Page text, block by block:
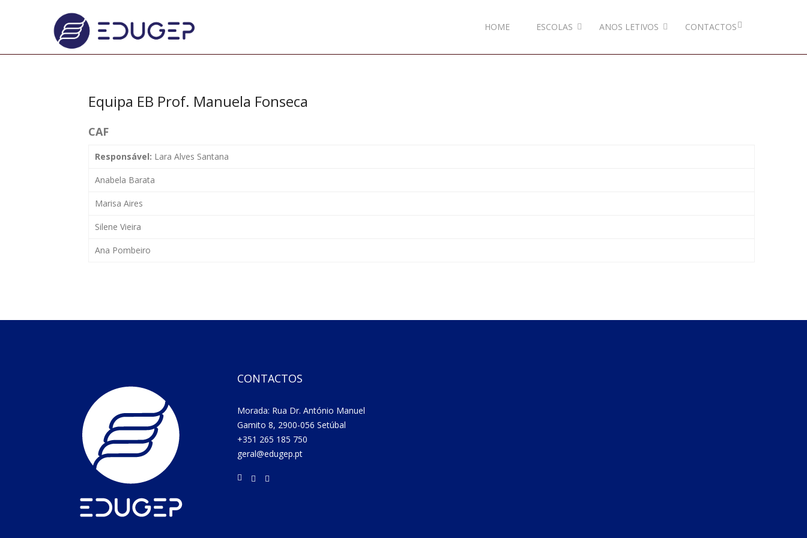
HOME ESCOLAS ANOS LETIVOS CONTACTOS
Equipa EB Prof. Manuela Fonseca
CAF
Responsável: Lara Alves Santana
Anabela Barata
Marisa Aires
Silene Vieira
Ana Pombeiro
CONTACTOS
Morada: Rua Dr. António Manuel
Gamito 8, 2900-056 Setúbal
+351 265 185 750
geral@edugep.pt